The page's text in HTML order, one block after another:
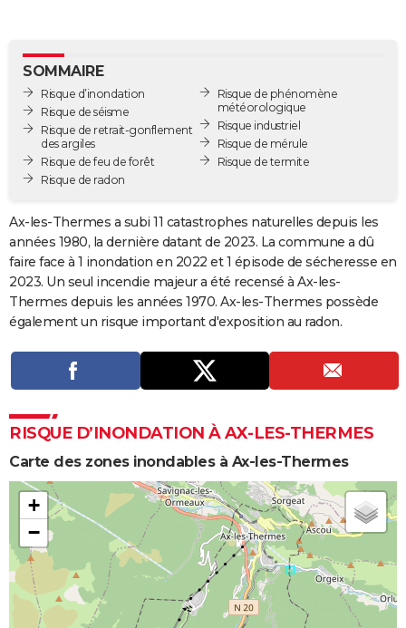
GUIDES D'ACHAT
BONS PLANS
CARTE DE VOEUX
Carte de Noël
Carte Bonne année
Carte Saint-Valentin
Carte Pâques
Carte d'anniversaire
DICTIONNAIRE
COPAINS D'AVANT
S'inscrire
Se connecter
Lycées
Collèges
Primaires
Universités
Entreprises
Service militaire
Avis de recherche
AVIS DE DÉCÈS
FORUM
SOMMAIRE
Risque d’inondation
Risque de séisme
Risque de retrait-gonflement
des argiles
Risque de feu de forêt
Risque de radon
Risque de phénomène
météorologique
Risque industriel
Risque de mérule
Risque de termite
Ax-les-Thermes a subi 11 catastrophes naturelles depuis les
années 1980, la dernière datant de 2023. La commune a dû
faire face à 1 inondation en 2022 et 1 épisode de sécheresse en
2023. Un seul incendie majeur a été recensé à Ax-les-
Thermes depuis les années 1970. Ax-les-Thermes possède
également un risque important d'exposition au radon.
RISQUE D’INONDATION À AX-LES-THERMES
Carte des zones inondables à Ax-les-Thermes
+
−